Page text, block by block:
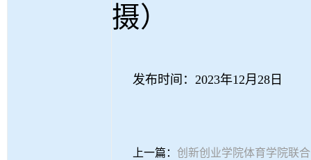
摄）
发布时间：2023年12月28日
上一篇： 创新创业学院体育学院联